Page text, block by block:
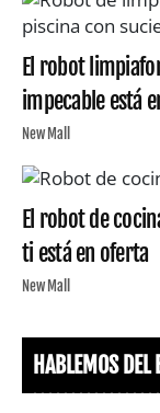
El robot
impecable está
New Mall
El robot de
ti está en oferta
New Mall
HABLEMOS DEL